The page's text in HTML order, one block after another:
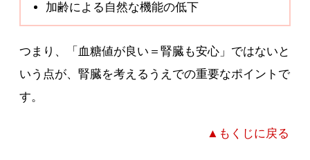
加齢による自然な機能の低下
つまり、「血糖値が良い＝腎臓も安心」ではないと
いう点が、腎臓を考えるうえでの重要なポイントで
す。
▲もくじに戻る